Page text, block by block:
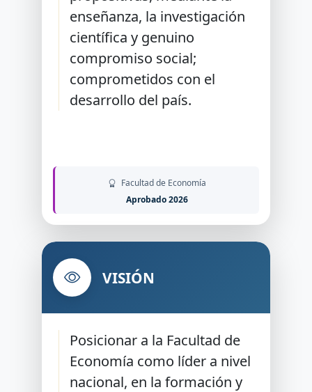
enseñanza, la investigación
científica y genuino
compromiso social;
comprometidos con el
desarrollo del país.
Facultad de Economía
Aprobado 2026
VISIÓN
Posicionar a la Facultad de
Economía como líder a nivel
nacional, en la formación y